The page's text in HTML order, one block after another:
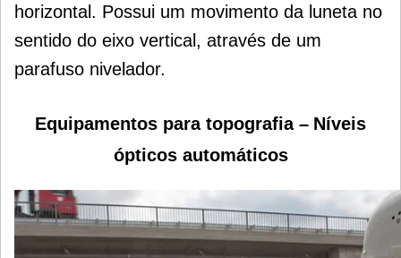
horizontal. Possui um movimento da luneta no
sentido do eixo vertical, através de um
parafuso nivelador.
Equipamentos para topografia – Níveis
ópticos automáticos